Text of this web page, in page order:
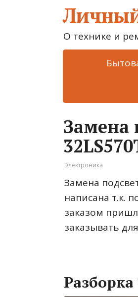
О технике и
Замена
Электроника
Замена
написана т.к.
заказом
заказывать
Разборка